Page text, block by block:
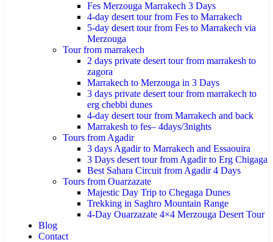
Fes Merzouga Marrakech 3 Days
4-day desert tour from Fes to Marrakech
5-day desert tour from Fes to Marrakech via
Merzouga
Tour from marrakech
2 days private desert tour from marrakesh to
zagora
Marrakech to Merzouga in 3 Days
3 days private desert tour from marrakech to
erg chebbi dunes
4-day desert tour from Marrakech and back
Marrakesh to fes– 4days/3nights
Tours from Agadir
3 days Agadir to Marrakech and Essaouira
3 Days desert tour from Agadir to Erg Chigaga
Best Sahara Circuit from Agadir 4 Days
Tours from Ouarzazate
Majestic Day Trip to Chegaga Dunes
Trekking in Saghro Mountain Range
4-Day Ouarzazate 4×4 Merzouga Desert Tour
Blog
Contact